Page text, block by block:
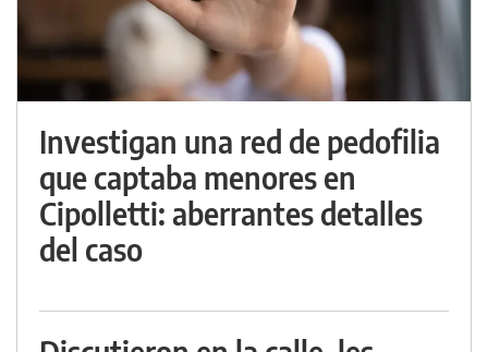
Investigan una red de pedofilia
que captaba menores en
Cipolletti: aberrantes detalles
del caso